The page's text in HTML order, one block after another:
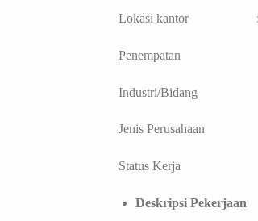
Lokasi kantor :
Penempatan :
Industri/Bidang :
Jenis Perusahaan :
Status Kerja :
Deskripsi Pekerjaan